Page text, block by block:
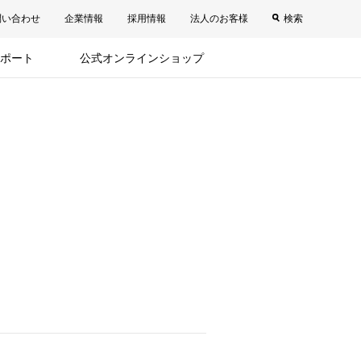
い合わせ 企業情報 採用情報 法人のお客様 検索
ート 公式オンラインショップ